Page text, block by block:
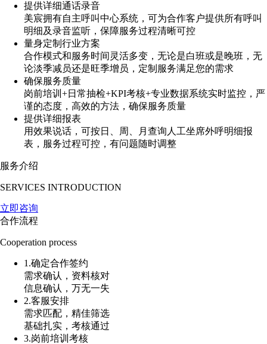
提供详细通话录音
美宸拥有自主呼叫中心系统，可为合作客户提供所有呼叫
明细及录音监听，保障服务过程清晰可控
量身定制行业方案
合作模式和服务时间灵活多变，无论是白班或是晚班，无
论淡季减员还是旺季增员，定制服务满足您的需求
确保服务质量
岗前培训+日常抽检+KPI考核+专业数据系统实时监控，严
谨的态度，高效的方法，确保服务质量
提供详细报表
用效果说话，可按日、周、月查询人工坐席外呼明细报
表，服务过程可控，有问题随时调整
服务介绍
SERVICES INTRODUCTION
立即咨询
合作流程
Cooperation process
1.确定合作签约
需求确认，资料核对
信息确认，万无一失
2.客服安排
需求匹配，精佳筛选
基础扎实，考核通过
3.岗前培训考核